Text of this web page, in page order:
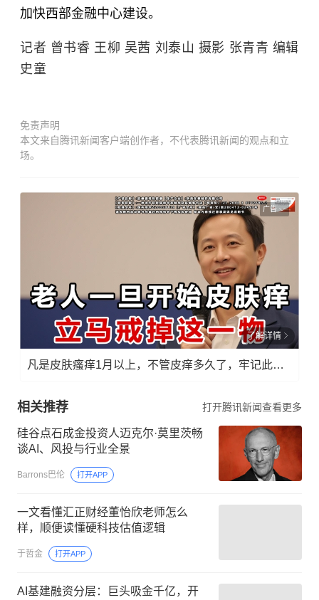
加快西部金融中心建设。
记者 曾书睿 王柳 吴茜 刘泰山 摄影 张青青 编辑
史童
免责声明
本文来自腾讯新闻客户端创作者，不代表腾讯新闻的观点和立
场。
广告
了解详情
凡是皮肤瘙痒1月以上，不管皮痒多久了，牢记此法，快！准！狠！
相关推荐 打开腾讯新闻查看更多
硅谷点石成金投资人迈克尔·莫里茨畅
谈AI、风投与行业全景
Barrons巴伦 打开APP
一文看懂汇正财经董怡欣老师怎么
样，顺便读懂硬科技估值逻辑
于哲金 打开APP
AI基建融资分层：巨头吸金千亿，开